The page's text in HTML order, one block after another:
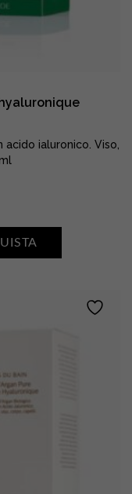
ialuronico. Viso,